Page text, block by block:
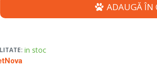
in stoc
ADAUGĂ ÎN